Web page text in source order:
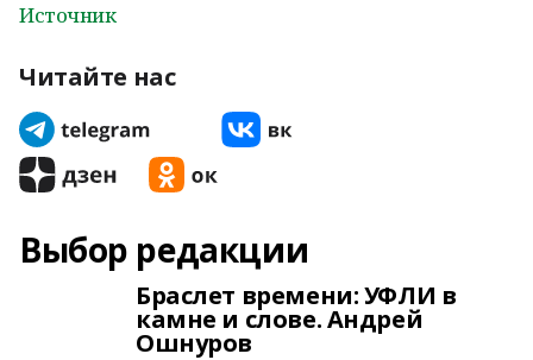
Источник
Читайте нас
Выбор редакции
Браслет времени: УФЛИ в
камне и слове. Андрей
Ошнуров